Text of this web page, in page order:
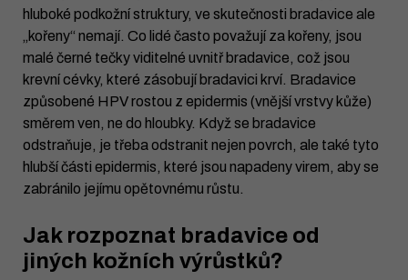
hluboké podkožní struktury, ve skutečnosti bradavice ale
„kořeny“ nemají. Co lidé často považují za kořeny, jsou
malé černé tečky viditelné uvnitř bradavice, což jsou
krevní cévky, které zásobují bradavici krví. Bradavice
způsobené HPV rostou z epidermis (vnější vrstvy kůže)
směrem ven, ne do hloubky. Když se bradavice
odstraňuje, je třeba odstranit nejen povrch, ale také tyto
hlubší části epidermis, které jsou napadeny virem, aby se
zabránilo jejímu opětovnému růstu.
Jak rozpoznat bradavice od
jiných kožních výrůstků?